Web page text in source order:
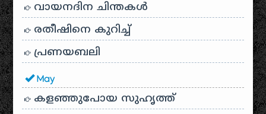
വായനദിന ചിന്തകൾ
രതീഷിനെ കുറിച്ച്
പ്രണയബലി
May
കളഞ്ഞുപോയ സുഹൃത്ത്